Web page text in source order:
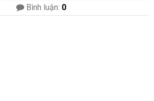
Bình luận: 0